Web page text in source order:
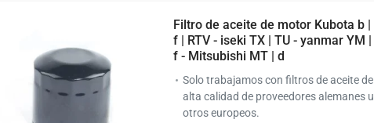
Filtro de aceite de motor Kubota b |
f | RTV - iseki TX | TU - yanmar YM |
f - Mitsubishi MT | d
Solo trabajamos con filtros de aceite de
alta calidad de proveedores alemanes u
otros europeos.